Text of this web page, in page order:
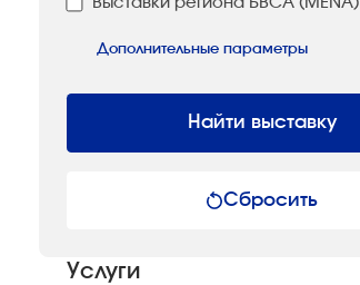
Дополнительные параметры
Найти выставку
Сбросить
Услуги